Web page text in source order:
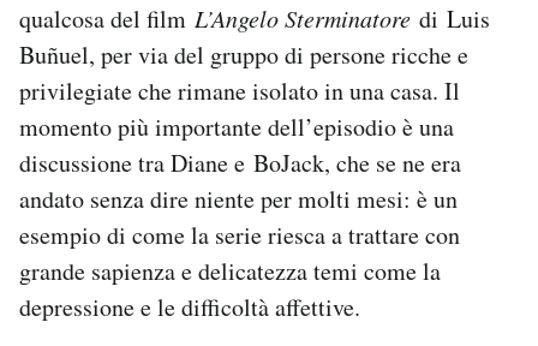
qualcosa del film L’Angelo Sterminatore di Luis
Buñuel, per via del gruppo di persone ricche e
privilegiate che rimane isolato in una casa. Il
momento più importante dell’episodio è una
discussione tra Diane e BoJack, che se ne era
andato senza dire niente per molti mesi: è un
esempio di come la serie riesca a trattare con
grande sapienza e delicatezza temi come la
depressione e le difficoltà affettive.